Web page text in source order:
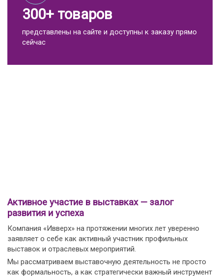
300+ товаров
представлены на сайте и доступны к заказу прямо
сейчас
Активное участие в выставках — залог
развития и успеха
Компания «Ивверх» на протяжении многих лет уверенно
заявляет о себе как активный участник профильных
выставок и отраслевых мероприятий.
Мы рассматриваем выставочную деятельность не просто
как формальность, а как стратегически важный инструмент